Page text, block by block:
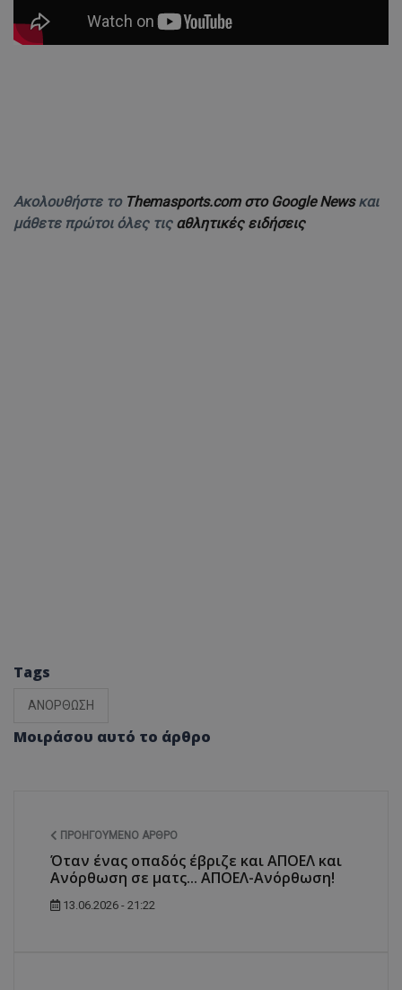
Ακολουθήστε το Themasports.com στο Google Newsκαι
μάθετε πρώτοι όλες τις αθλητικές ειδήσεις
Tags
ΑΝΟΡΘΩΣΗ
Μοιράσου αυτό το άρθρο
ΠΡΟΗΓΟΎΜΕΝΟ ΆΡΘΡΟ
Όταν ένας οπαδός έβριζε και ΑΠΟΕΛ και
Ανόρθωση σε ματς... ΑΠΟΕΛ-Ανόρθωση!
13.06.2026 - 21:22